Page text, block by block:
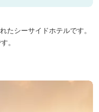
たシーサイドホテルです。
。